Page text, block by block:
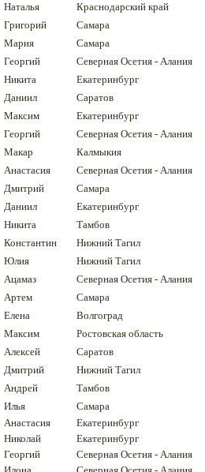
Наталья Краснодарский край
Григорий Самара
Мария Самара
Георгий Северная Осетия - Алания
Никита Екатеринбург
Даниил Саратов
Максим Екатеринбург
Георгий Северная Осетия - Алания
Макар Калмыкия
Анастасия Северная Осетия - Алания
Дмитрий Самара
Даниил Екатеринбург
Никита Тамбов
Константин Нижний Тагил
Юлия Нижний Тагил
Ацамаз Северная Осетия - Алания
Артем Самара
Елена Волгоград
Максим Ростовская область
Алексей Саратов
Дмитрий Нижний Тагил
Андрей Тамбов
Илья Самара
Анастасия Екатеринбург
Николай Екатеринбург
Георгий Северная Осетия - Алания